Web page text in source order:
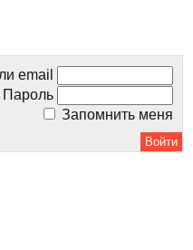
email
Пароль
Запомнить меня